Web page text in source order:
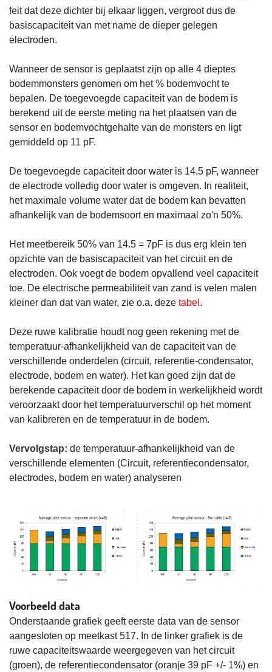
feit dat deze dichter bij elkaar liggen, vergroot dus de
basiscapaciteit van met name de dieper gelegen
electroden.
Wanneer de sensor is geplaatst zijn op alle 4 dieptes
bodemmonsters genomen om het % bodemvocht te
bepalen. De toegevoegde capaciteit van de bodem is
berekend uit de eerste meting na het plaatsen van de
sensor en bodemvochtgehalte van de monsters en ligt
gemiddeld op 11 pF.
De toegevoegde capaciteit door water is 14.5 pF, wanneer
de electrode volledig door water is omgeven. In realiteit,
het maximale volume water dat de bodem kan bevatten
afhankelijk van de bodemsoort en maximaal zo'n 50%.
Het meetbereik 50% van 14.5 = 7pF is dus erg klein ten
opzichte van de basiscapaciteit van het circuit en de
electroden. Ook voegt de bodem opvallend veel capaciteit
toe. De electrische permeabiliteit van zand is velen malen
kleiner dan dat van water, zie o.a. deze tabel .
Deze ruwe kalibratie houdt nog geen rekening met de
temperatuur-afhankelijkheid van de capaciteit van de
verschillende onderdelen (circuit, referentie-condensator,
electrode, bodem en water). Het kan goed zijn dat de
berekende capaciteit door de bodem in werkelijkheid wordt
veroorzaakt door het temperatuurverschil op het moment
van kalibreren en de temperatuur in de bodem.
Vervolgstap: de temperatuur-afhankelijkheid van de
verschillende elementen (Circuit, referentiecondensator,
electrodes, bodem en water) analyseren
Voorbeeld data
Onderstaande grafiek geeft eerste data van de sensor
aangesloten op meetkast 517. In de linker grafiek is de
ruwe capaciteitswaarde weergegeven van het circuit
(groen), de referentiecondensator (oranje 39 pF +/- 1%) en